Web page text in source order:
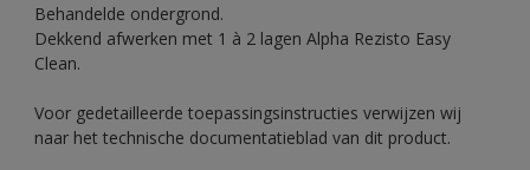
Behandelde ondergrond.
Dekkend afwerken met 1 à 2 lagen Alpha Rezisto Easy
Clean.
Voor gedetailleerde toepassingsinstructies verwijzen wij
naar het technische documentatieblad van dit product.